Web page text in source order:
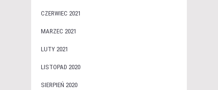
CZERWIEC 2021
MARZEC 2021
LUTY 2021
LISTOPAD 2020
SIERPIEŃ 2020